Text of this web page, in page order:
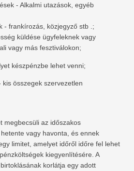
- Alkalmi utazások, egyéb
- frankírozás, közjegyző stb .;
küldése ügyfeleknek vagy
vagy más fesztiválokon;
készpénzbe lehet venni;
kis összegek szervezetlen
megbecsüli az időszakos
vagy havonta, és ennek
limitet, amelyet időről időre fel lehet
kiegyenlítésére. A
korlátja egy adott